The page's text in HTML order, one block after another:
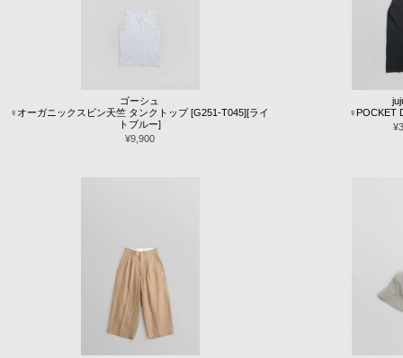
ゴーシュ
♀オーガニックスビン天竺 タンクトップ [G251-T045][ライ
トブルー]
¥9,900
♀POCKET